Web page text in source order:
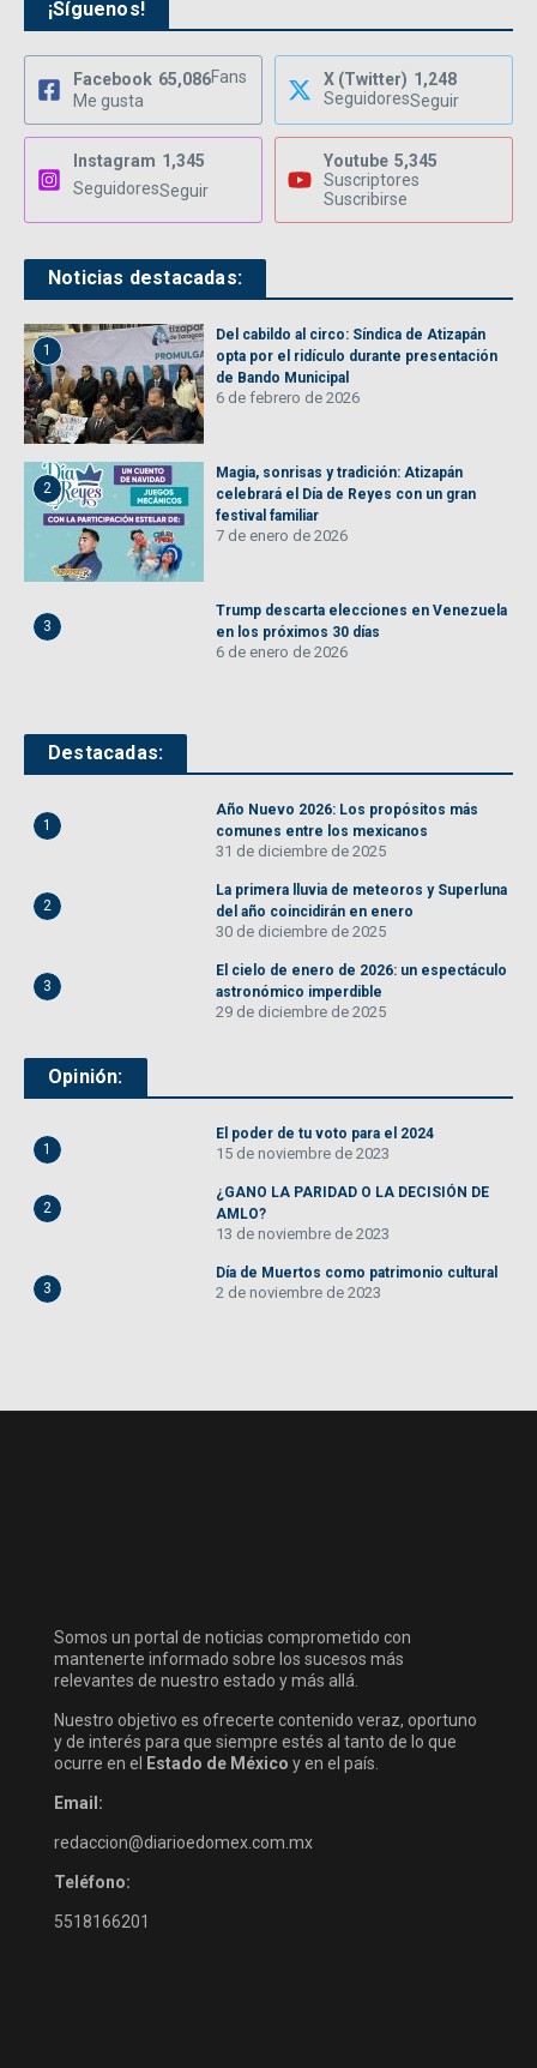
¡Síguenos!
Facebook 65,086Fans
Me gusta
X (Twitter) 1,248
SeguidoresSeguir
Instagram 1,345
SeguidoresSeguir
Youtube 5,345
Suscriptores
Suscribirse
Noticias destacadas:
1
Del cabildo al circo: Síndica de Atizapán
opta por el ridículo durante presentación
de Bando Municipal
6 de febrero de 2026
2
Magia, sonrisas y tradición: Atizapán
celebrará el Día de Reyes con un gran
festival familiar
7 de enero de 2026
3
Trump descarta elecciones en Venezuela
en los próximos 30 días
6 de enero de 2026
Destacadas:
1
Año Nuevo 2026: Los propósitos más
comunes entre los mexicanos
31 de diciembre de 2025
2
La primera lluvia de meteoros y Superluna
del año coincidirán en enero
30 de diciembre de 2025
3
El cielo de enero de 2026: un espectáculo
astronómico imperdible
29 de diciembre de 2025
Opinión:
1
El poder de tu voto para el 2024
15 de noviembre de 2023
2
¿GANO LA PARIDAD O LA DECISIÓN DE
AMLO?
13 de noviembre de 2023
3
Día de Muertos como patrimonio cultural
2 de noviembre de 2023
Somos un portal de noticias comprometido con
mantenerte informado sobre los sucesos más
relevantes de nuestro estado y más allá.
Nuestro objetivo es ofrecerte contenido veraz, oportuno
y de interés para que siempre estés al tanto de lo que
ocurre en el
Estado de México y en el país.
Email:
redaccion@diarioedomex.com.mx
Teléfono:
5518166201